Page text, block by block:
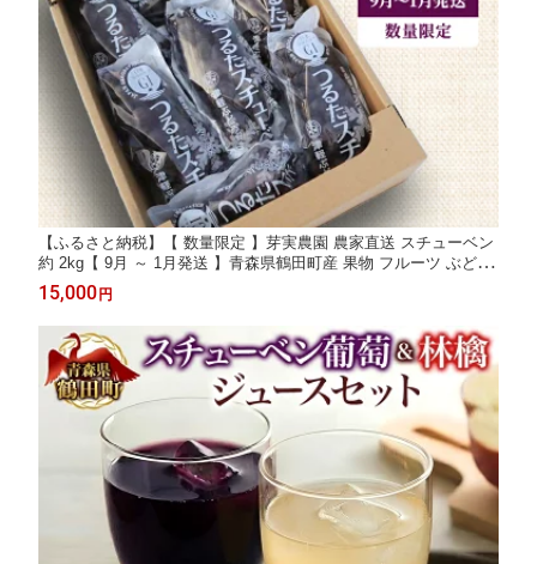
【ふるさと納税】【 数量限定 】芽実農園 農家直送 スチューベン
約 2kg【 9月 ～ 1月発送 】青森県鶴田町産 果物 フルーツ ぶどう
おやつ デザート 食後 冬ぶどう お届け：2026年9月15日～2027
年1月31日
15,000円